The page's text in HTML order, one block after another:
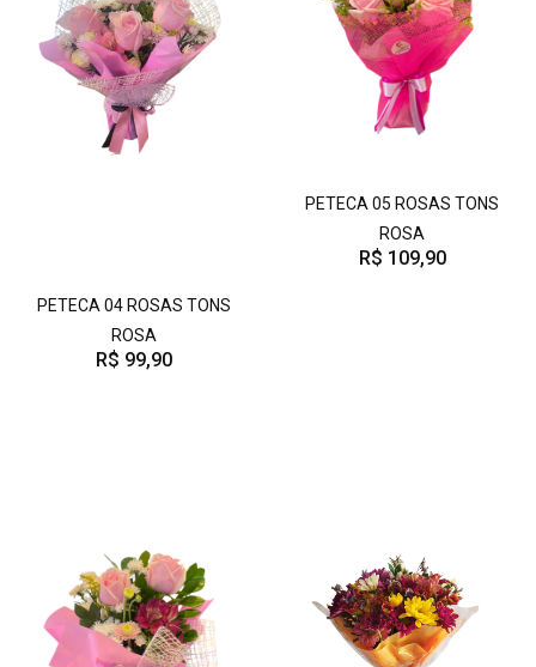
PETECA 04 ROSAS TONS
ROSA
R$ 99,90
PETECA 05 ROSAS TONS
ROSA
R$ 109,90